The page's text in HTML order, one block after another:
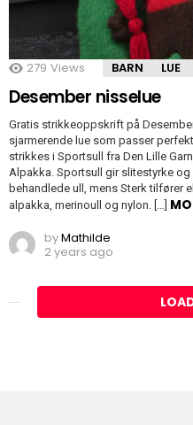
279 Views BARN LUE
Desember nisselue
Gratis strikkeoppskrift på
sjarmerende lue som passer
strikkes i Sportsull fra Den Lille
Alpakka. Sportsull gir slitestyrke og
behandlede ull, mens Sterk tilfører
alpakka, merinoull og nylon. […]
byMathilde
2 years ago